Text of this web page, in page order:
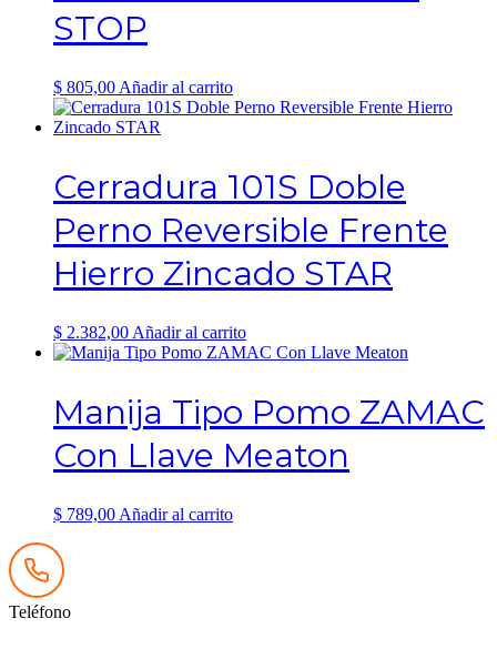
STOP
$ 805,00 Añadir al carrito
Cerradura 101S Doble
Perno Reversible Frente
Hierro Zincado STAR
$ 2.382,00 Añadir al carrito
Manija Tipo Pomo ZAMAC
Con Llave Meaton
$ 789,00 Añadir al carrito
Teléfono